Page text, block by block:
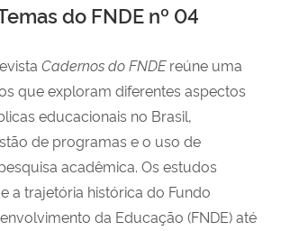
do FNDE nº 04
Cadernos do FNDEreúne uma
que exploram diferentes aspectos
educacionais no Brasil,
de programas e o uso de
acadêmica. Os estudos
a trajetória histórica do Fundo
da Educação (FNDE) até